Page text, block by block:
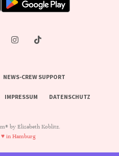
NEWS-CREW SUPPORT
IMPRESSUM DATENSCHUTZ
by Elisabeth Koblitz.
in Hamburg